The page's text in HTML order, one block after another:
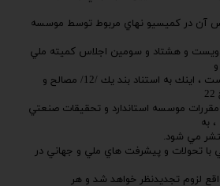
آن در كميسيو نهاي مربوط توسط موسسه
دويست و هشتاد و سومين اجلاس كميته ملي
88 مورد تصويب قرار گرفته است ، اينك به استناد بند يك /12/ مصالح و
و مقررات موسسه استاندارد و تحقيقات صنعتي
مي شود.
با تحولات و پيشرفت هاي ملي و جهاني در
لزوم تجديدنظر خواهد شد و هر